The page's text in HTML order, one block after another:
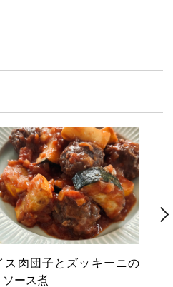
ス肉団子とズッキーニの
ソース煮